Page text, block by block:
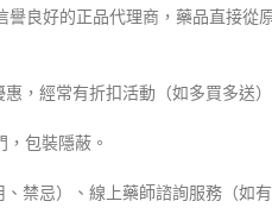
良好的正品代理商，藥品直接從
，經常有折扣活動（如多買多送）
包裝隱蔽。
禁忌）、線上藥師諮詢服務（如